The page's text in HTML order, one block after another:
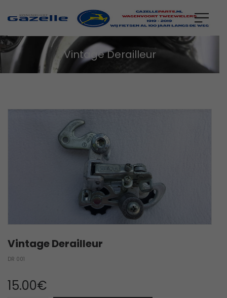
Vintage Derailleur
Vintage Derailleur
DR 001
15.00€